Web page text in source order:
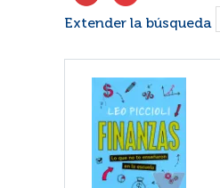
Extender la búsqueda